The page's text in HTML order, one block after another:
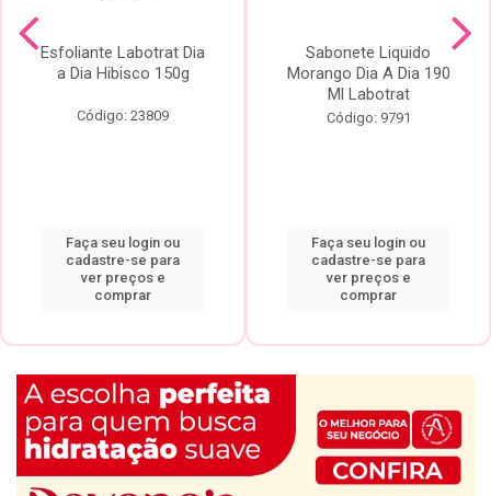
Esfoliante Labotrat Dia
a Dia Hibisco 150g
Código: 23809
Faça seu login ou
cadastre-se para
ver preços e
comprar
Sabonete Liquido
Morango Dia A Dia 190
Ml Labotrat
Código: 9791
Faça seu login ou
cadastre-se para
ver preços e
comprar